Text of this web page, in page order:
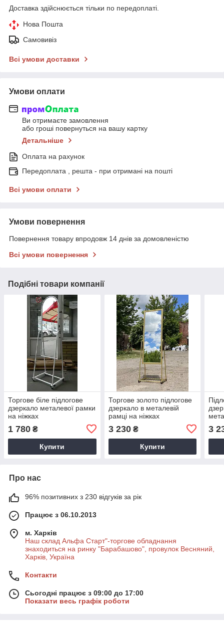
Доставка здійснюється тільки по передоплаті.
Нова Пошта
Самовивіз
Всі умови доставки
Умови оплати
Ви отримаєте замовлення
або гроші повернуться на вашу картку
Детальніше
Оплата на рахунок
Передоплата , решта - при отримані на пошті
Всі умови оплати
Умови повернення
Повернення товару впродовж 14 днів за домовленістю
Всі умови повернення
Подібні товари компанії
Торгове біле підлогове
дзеркало металевої рамки
на ніжках
1 780 ₴
Купити
Торгове золото підлогове
дзеркало в металевій
рамці на ніжках
3 230₴
Купити
3
Про нас
96% позитивних з 230 відгуків за рік
Працює з 06.10.2013
м. Харків
Наш склад Альфа Старт"-торгове обладнання
знаходиться на ринку "Барабашово", провулок Весняний,
Харків, Україна
Контакти
Сьогодні працює з 09:00 до 17:00
Показати весь графік роботи